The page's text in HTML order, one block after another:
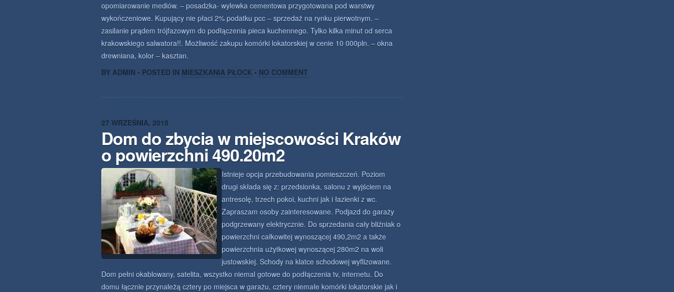
opomiarowanie mediów. – posadzka- wylewka cementowa przygotowana pod warstwy
wykończeniowe. Kupujący nie płaci 2% podatku pcc – sprzedaż na rynku pierwotnym. –
zasilanie prądem trójfazowym do podłączenia pieca kuchennego. Tylko kilka minut od serca
krakowskiego salwatora!!. Możliwość zakupu komórki lokatorskiej w cenie 10 000pln. – okna
drewniana, kolor – kasztan.
BY ADMIN • POSTED IN MIESZKANIA PŁOCK • NO COMMENT
27 WRZEŚNIA, 2015
Dom do zbycia w miejscowości Kraków
o powierzchni 490.20m2
Istnieje opcja przebudowania pomieszczeń. Poziom
drugi składa się z: przedsionka, salonu z wyjściem na
antresolę, trzech pokoi, kuchni jak i łazienki z wc.
Zapraszam osoby zainteresowane. Podjazd do garaży
podgrzewany elektrycznie. Do sprzedania cały bliźniak o
powierzchni całkowitej wynoszącej 490,2m2 a także
powierzchnia użytkowej wynoszącej 280m2 na woli
justowskiej. Schody na klatce schodowej wyflizowane.
Dom pełni okablowany, satelita, wszystko niemal gotowe do podłączenia tv, internetu. Do
domu łącznie przynależą cztery po miejsca w garażu, cztery niemałe komórki lokatorskie jak i